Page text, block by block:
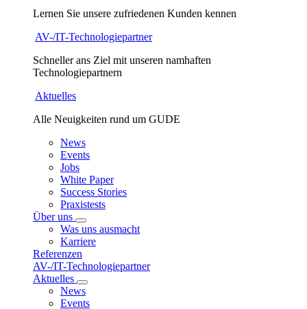
Lernen Sie unsere zufriedenen Kunden kennen
AV-/IT-Technologiepartner
Schneller ans Ziel mit unseren namhaften
Technologiepartnern
Aktuelles
Alle Neuigkeiten rund um GUDE
News
Events
Jobs
White Paper
Success Stories
Praxistests
Über uns
Was uns ausmacht
Karriere
Referenzen
AV-/IT-Technologiepartner
Aktuelles
News
Events